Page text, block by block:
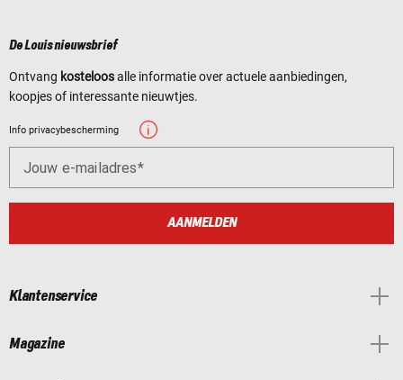
De Louis nieuwsbrief
Ontvang kosteloosalle informatie over actuele aanbiedingen,
koopjes of interessante nieuwtjes.
Info privacybescherming
Jouw e-mailadres
AANMELDEN
Klantenservice
Magazine